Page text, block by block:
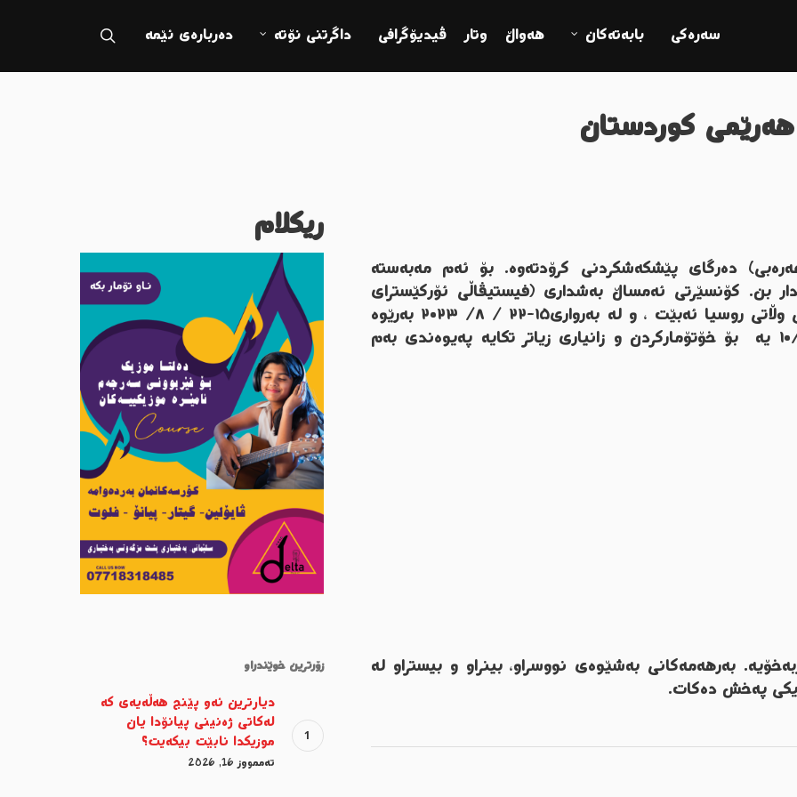
سەرەکی بابەتەکان ھەواڵ وتار ڤیدیۆگرافی داگرتنی نۆتە دەربارەی ئێمە
هەرێمی کوردستان
دەرگای پێشکەشکردنی کرۆدتەوە. بۆ ئەم مەبەستە
بن. کۆنسێرتی ئەمساڵ بەشداری (فیستیڤاڵی ئۆرکێسترای
روسیا ئەبێت
، و لە بەرواری١٥-٢٢ / ٨/ ٢٠٢٣ بەرێوە
بۆ خۆتۆمارکردن و زانیاری زیاتر تکایە پەیوەندی بەم
بەرهەمەکانی بەشێوەی نووسراو، بینراو و بیستراو لە
پەخش دەکات.
ریکلام
زۆرترین خوێندراو
دیارترین ئەو پێنج هەڵەیەی کە
لەکاتی ژەنینی پیانۆدا یان
موزیکدا نابێت بیکەیت؟
تەممووز 16, 2026